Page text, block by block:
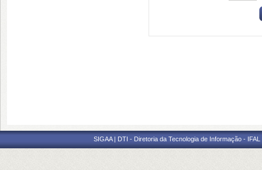
SIGAA | DTI - Diretoria da Tecnologia de Informação -